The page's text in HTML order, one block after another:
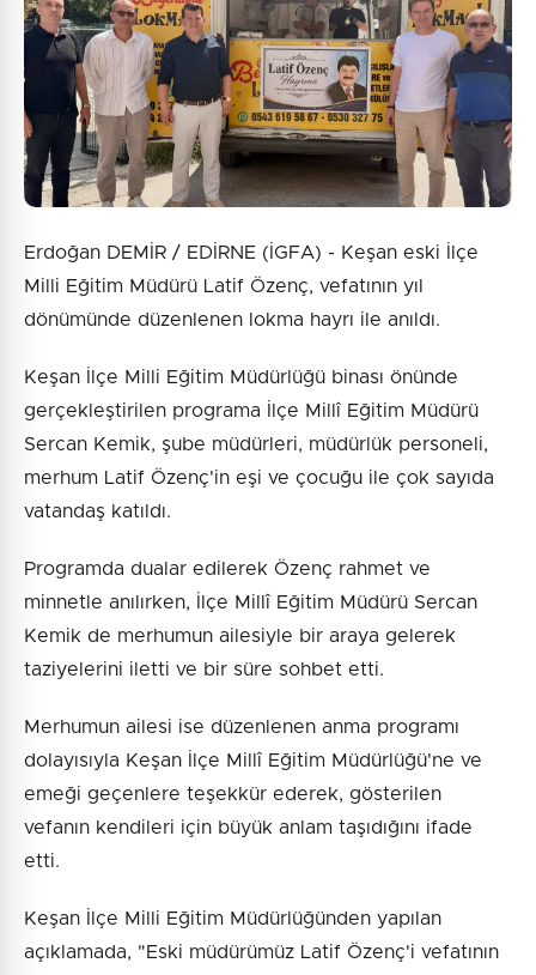
Gönder
Erdoğan DEMİR / EDİRNE (İGFA) - Keşan eski İlçe
Milli Eğitim Müdürü Latif Özenç, vefatının yıl
dönümünde düzenlenen lokma hayrı ile anıldı.
Keşan İlçe Milli Eğitim Müdürlüğü binası önünde
gerçekleştirilen programa İlçe Millî Eğitim Müdürü
Sercan Kemik, şube müdürleri, müdürlük personeli,
merhum Latif Özenç'in eşi ve çocuğu ile çok sayıda
vatandaş katıldı.
Programda dualar edilerek Özenç rahmet ve
minnetle anılırken, İlçe Millî Eğitim Müdürü Sercan
Kemik de merhumun ailesiyle bir araya gelerek
taziyelerini iletti ve bir süre sohbet etti.
Merhumun ailesi ise düzenlenen anma programı
dolayısıyla Keşan İlçe Millî Eğitim Müdürlüğü'ne ve
emeği geçenlere teşekkür ederek, gösterilen
vefanın kendileri için büyük anlam taşıdığını ifade
etti.
Keşan İlçe Milli Eğitim Müdürlüğünden yapılan
açıklamada, "Eski müdürümüz Latif Özenç'i vefatının